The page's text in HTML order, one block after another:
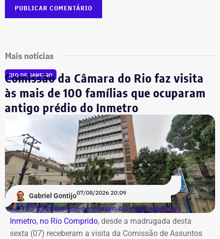
Mais notícias
RIO DE JANEIRO
Comissão da Câmara do Rio faz visita
às mais de 100 famílias que ocuparam
antigo prédio do Inmetro
Gabriel Gontijo07/08/2026 20:09
As 120 famílias que ocuparam o antigo prédio do
Inmetro, no Rio Comprido, desde a madrugada desta
sexta (07) receberam a visita da Comissão de Assuntos